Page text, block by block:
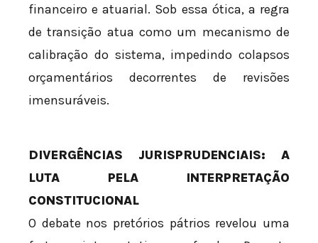
financeiro e atuarial. Sob essa ótica, a regra
de transição atua como um mecanismo de
calibração do sistema, impedindo colapsos
orçamentários decorrentes de revisões
imensuráveis.
DIVERGÊNCIAS JURISPRUDENCIAIS: A
LUTA PELA INTERPRETAÇÃO
CONSTITUCIONAL
O debate nos pretórios pátrios revelou uma